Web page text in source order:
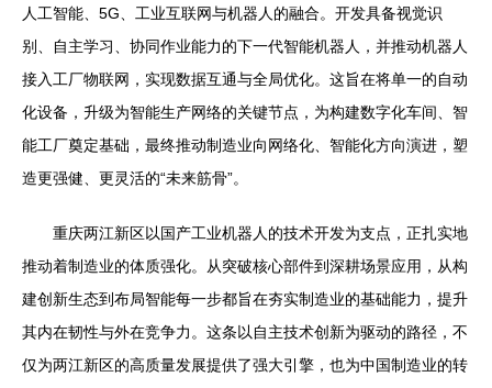
人工智能、5G、工业互联网与机器人的融合。开发具备视觉识
别、自主学习、协同作业能力的下一代智能机器人，并推动机器人
接入工厂物联网，实现数据互通与全局优化。这旨在将单一的自动
化设备，升级为智能生产网络的关键节点，为构建数字化车间、智
能工厂奠定基础，最终推动制造业向网络化、智能化方向演进，塑
造更强健、更灵活的“未来筋骨”。
重庆两江新区以国产工业机器人的技术开发为支点，正扎实地
推动着制造业的体质强化。从突破核心部件到深耕场景应用，从构
建创新生态到布局智能每一步都旨在夯实制造业的基础能力，提升
其内在韧性与外在竞争力。这条以自主技术创新为驱动的路径，不
仅为两江新区的高质量发展提供了强大引擎，也为中国制造业的转